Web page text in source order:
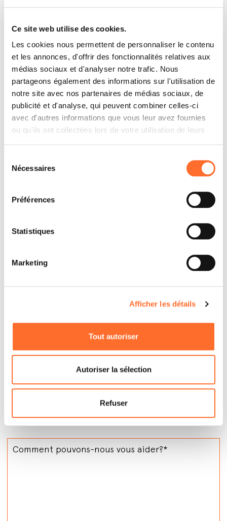
Ce site web utilise des cookies.
Les cookies nous permettent de personnaliser le contenu
et les annonces, d'offrir des fonctionnalités relatives aux
médias sociaux et d'analyser notre trafic. Nous
partageons également des informations sur l'utilisation de
notre site avec nos partenaires de médias sociaux, de
publicité et d'analyse, qui peuvent combiner celles-ci
avec d'autres informations que vous leur avez fournies
ou qu'ils ont collectées lors de votre utilisation de leurs
Nécessaires
Préférences
Statistiques
Marketing
Afficher les détails
Tout autoriser
Autoriser la sélection
Refuser
professionnel habilité, ce revendeur s’occupe de
fumées la plus adaptée à votre maison et au produit
Entretien annuel
Ce revendeur vous offre un service de nettoyage,
entretien et contrôle du poêle ou du foyer fermé. Il
s’agit d’une vérification qui doit être effectuée en
vertu de la loi une fois par an (découvrez plus sur
Vente de bois et pellets
le combustible, les meilleures qualités de bois ou
pellets sont en effet disponibles à des prix
Produits allumés dans la salle d'exposition
Voir un poêle allumé avant l’achat est fondamental.
Ce revendeur présente au moins un produit relié à
d’évaluer au mieux toutes ses caractéristiques.
Vérifiez ci-dessous quels sont les produits en
Contactez